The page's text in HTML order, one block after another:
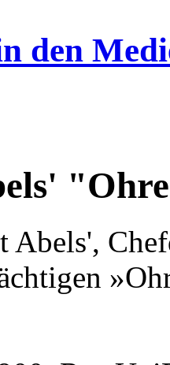
den
Abels',